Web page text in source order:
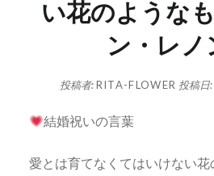
い花のような
ン・レノ
投稿者:RITA-FLOWER 投稿日:
結婚祝いの言葉
愛とは育てなくてはいけない